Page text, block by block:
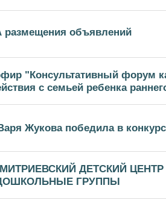
объявлений
"Консультативный форум
с семьей ребенка
Жукова победила в
ДЕТСКИЙ
ГРУППЫ